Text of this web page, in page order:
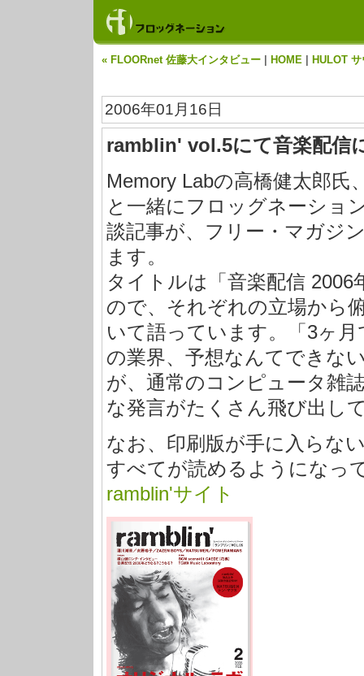
« FLOORnet 佐藤大インタビュー HOME HULOT
2006年01月16日
ramblin' vol.5にて音楽配信
Memory Labの高橋健太郎
と一緒にフロッグネーショ
談記事が、フリー・マガジ
ます。
タイトルは「音楽配信
ので、それぞれの立場から
いて語っています。「3ヶ
の業界、予想なんてできな
が、通常のコンピュータ雑
な発言がたくさん飛び出し
なお、印刷版が手に入らな
すべてが読めるようになっ
ramblin'サイト